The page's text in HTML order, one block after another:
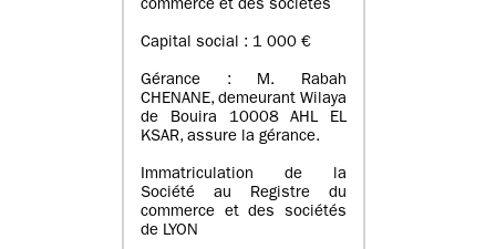
commerce et des sociétés
Capital social : 1 000 €
Gérance : M. Rabah
CHENANE, demeurant Wilaya
de Bouira 10008 AHL EL
KSAR, assure la gérance.
Immatriculation de la
Société au Registre du
commerce et des sociétés
de LYON